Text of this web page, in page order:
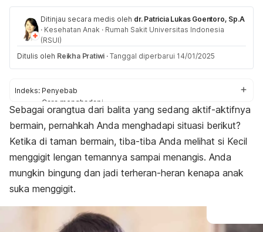
Ditinjau secara medis oleh dr. Patricia Lukas Goentoro, Sp.A
· Kesehatan Anak · Rumah Sakit Universitas Indonesia
(RSUI)
Ditulis oleh Reikha Pratiwi · Tanggal diperbarui 14/01/2025
Indeks: Penyebab
Cara menghadapi
Tips agar berhenti
Sebagai orangtua dari balita yang sedang aktif-aktifnya
bermain, pernahkah Anda menghadapi situasi berikut?
Ketika di taman bermain, tiba-tiba Anda melihat si Kecil
menggigit lengan temannya sampai menangis. Anda
mungkin bingung dan jadi terheran-heran kenapa anak
suka menggigit.